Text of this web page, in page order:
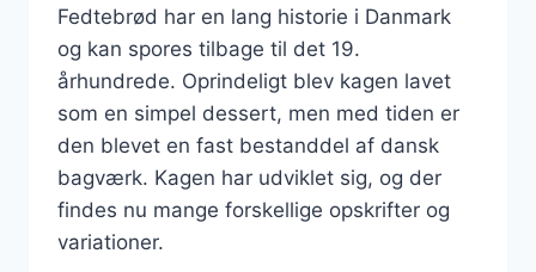
Fedtebrød har en lang historie i Danmark
og kan spores tilbage til det 19.
århundrede. Oprindeligt blev kagen lavet
som en simpel dessert, men med tiden er
den blevet en fast bestanddel af dansk
bagværk. Kagen har udviklet sig, og der
findes nu mange forskellige opskrifter og
variationer.